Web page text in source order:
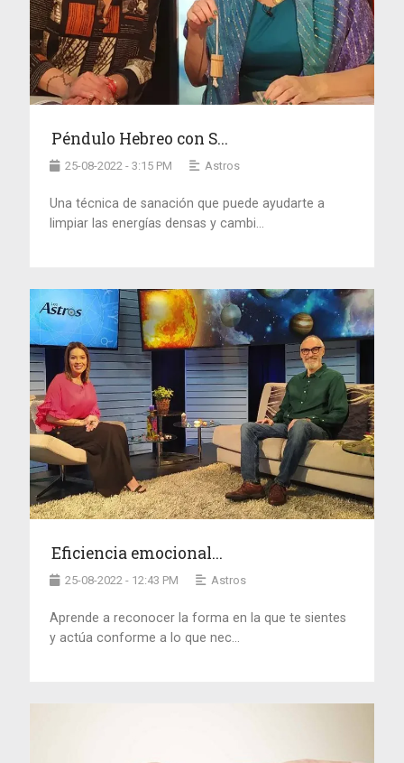
Péndulo Hebreo con S...
25-08-2022 - 3:15 PM Astros
Una técnica de sanación que puede ayudarte a
limpiar las energías densas y cambi...
Eficiencia emocional...
25-08-2022 - 12:43 PM Astros
Aprende a reconocer la forma en la que te sientes
y actúa conforme a lo que nec...